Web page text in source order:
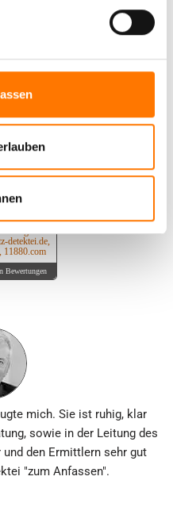
fürLentz GmbH &
KG
.org
GUT
detektei.de,
11880.com
Bewertungen
mich. Sie ist ruhig, klar
sowie in der Leitung des
den Ermittlern sehr gut
"zum Anfassen".